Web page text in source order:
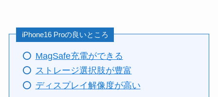
iPhone16 Proの良いところ
MagSafe充電ができる
ストレージ選択肢が豊富
ディスプレイ解像度が高い